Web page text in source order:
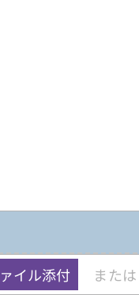
または
イル添付